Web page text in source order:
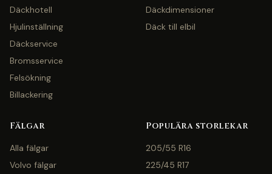
Däckhotell
Hjulinställning
Däckservice
Bromsservice
Felsökning
Billackering
Däckdimensioner
Däck till elbil
Fälgar
Alla fälgar
Volvo fälgar
Populära storlekar
205/55 R16
225/45 R17